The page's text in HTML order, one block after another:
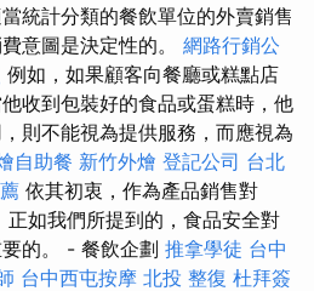
統計分類的餐飲單位的外賣銷售
意圖是決定性的。 網路行銷公
例如，如果顧客向餐廳或糕點店
收到包裝好的食品或蛋糕時，他
則不能視為提供服務，而應視為
自助餐 新竹外燴 登記公司 台北
依其初衷，作為產品銷售對
如我們所提到的，食品安全對
的。 - 餐飲企劃 推拿學徒 台中
台中西屯按摩 北投 整復 杜拜簽